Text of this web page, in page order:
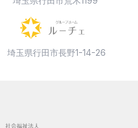
埼玉県行田市長野1-14-26